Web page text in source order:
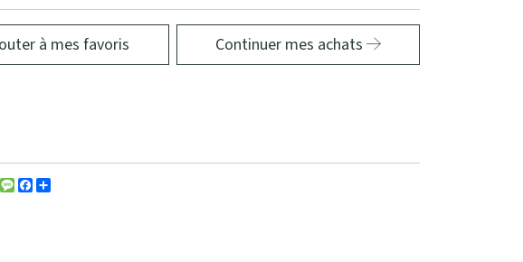
à mes favoris Continuer mes achats
Telegram
MessageFacebook